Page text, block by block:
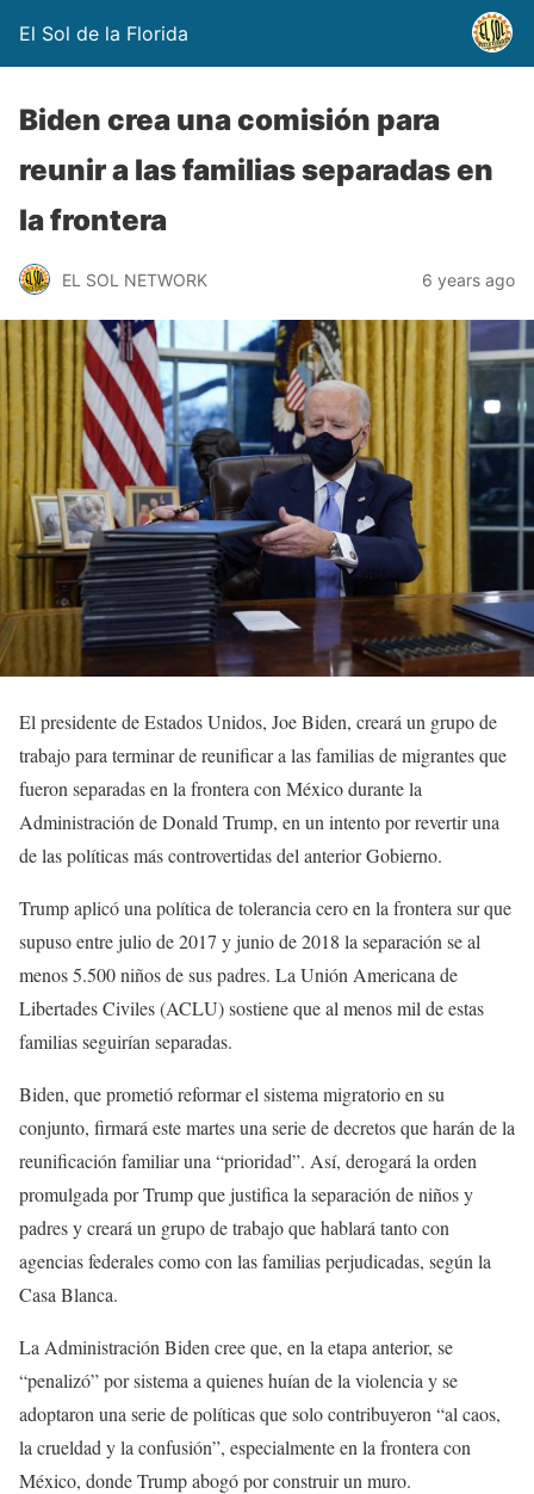
El Sol de la Florida
Biden crea una comisión para
reunir a las familias separadas en
la frontera
EL SOL NETWORK 6 years ago
El presidente de Estados Unidos, Joe Biden, creará un grupo de
trabajo para terminar de reunificar a las familias de migrantes que
fueron separadas en la frontera con México durante la
Administración de Donald Trump, en un intento por revertir una
de las políticas más controvertidas del anterior Gobierno.
Trump aplicó una política de tolerancia cero en la frontera sur que
supuso entre julio de 2017 y junio de 2018 la separación se al
menos 5.500 niños de sus padres. La Unión Americana de
Libertades Civiles (ACLU) sostiene que al menos mil de estas
familias seguirían separadas.
Biden, que prometió reformar el sistema migratorio en su
conjunto, firmará este martes una serie de decretos que harán de la
reunificación familiar una “prioridad”. Así, derogará la orden
promulgada por Trump que justifica la separación de niños y
padres y creará un grupo de trabajo que hablará tanto con
agencias federales como con las familias perjudicadas, según la
Casa Blanca.
La Administración Biden cree que, en la etapa anterior, se
“penalizó” por sistema a quienes huían de la violencia y se
adoptaron una serie de políticas que solo contribuyeron “al caos,
la crueldad y la confusión”, especialmente en la frontera con
México, donde Trump abogó por construir un muro.